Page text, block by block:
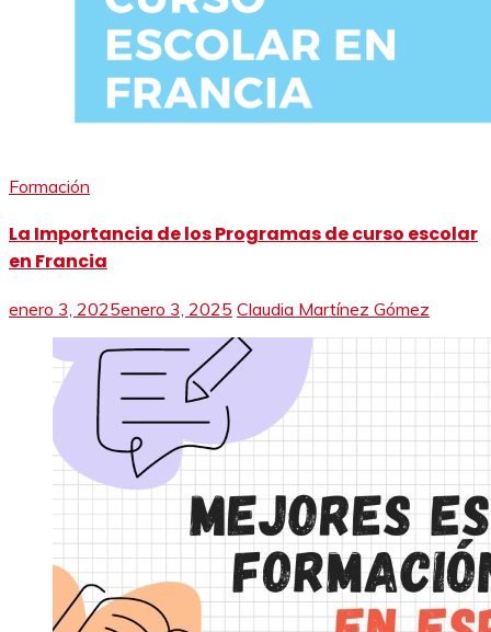
Formación
La Importancia de los Programas de curso escolar
en Francia
enero 3, 2025enero 3, 2025 Claudia Martínez Gómez